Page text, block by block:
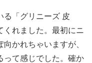
る「グリニーズ 皮
くれました。最初にニ
かれちゃいますが、
って感じでした。確か